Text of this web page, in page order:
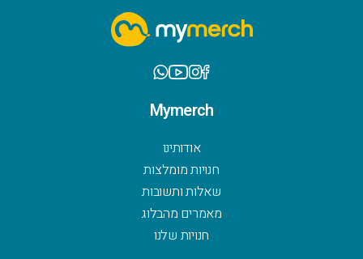
Mymerch
אודותינו
חנויות מומלצות
שאלות ותשובות
מאמרים מהבלוג
חנויות שלנו